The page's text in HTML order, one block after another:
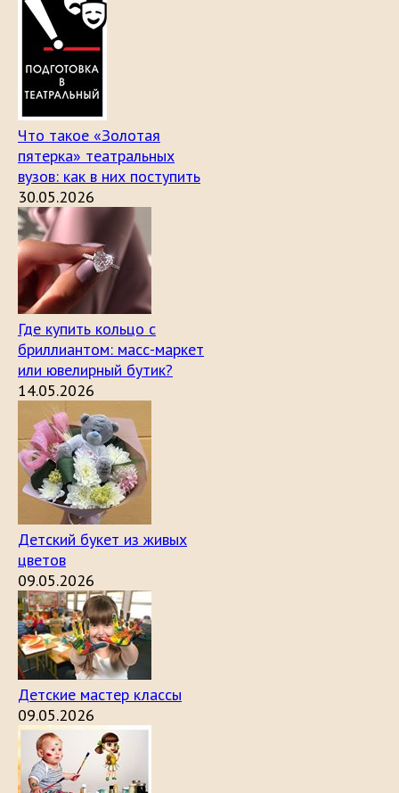
Что такое «Золотая
пятерка» театральных
вузов: как в них поступить
30.05.2026
Где купить кольцо с
бриллиантом: масс-маркет
или ювелирный бутик?
14.05.2026
Детский букет из живых
цветов
09.05.2026
Детские мастер классы
09.05.2026